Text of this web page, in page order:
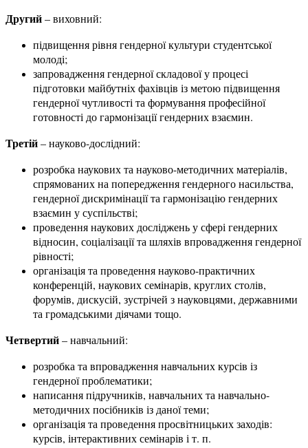
Другий– виховний:
підвищення рівня гендерної культури студентської
молоді;
запровадження гендерної складової у процесі
підготовки майбутніх фахівців із метою підвищення
гендерної чутливості та формування професійної
готовності до гармонізації гендерних взаємин.
Третій– науково-дослідний:
розробка наукових та науково-методичних матеріалів,
спрямованих на попередження гендерного насильства,
гендерної дискримінації та гармонізацію гендерних
взаємин у суспільстві;
проведення наукових досліджень у сфері гендерних
відносин, соціалізації та шляхів впровадження гендерної
рівності;
організація та проведення науково-практичних
конференцій, наукових семінарів, круглих столів,
форумів, дискусій, зустрічей з науковцями, державними
та громадськими діячами тощо.
Четвертий– навчальний:
розробка та впровадження навчальних курсів із
гендерної проблематики;
написання підручників, навчальних та навчально-
методичних посібників із даної теми;
організація та проведення просвітницьких заходів:
курсів, інтерактивних семінарів і т. п.